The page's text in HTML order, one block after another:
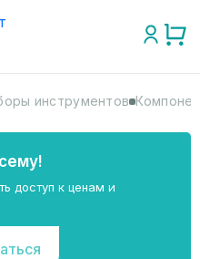
инструментов
доступ к ценам и